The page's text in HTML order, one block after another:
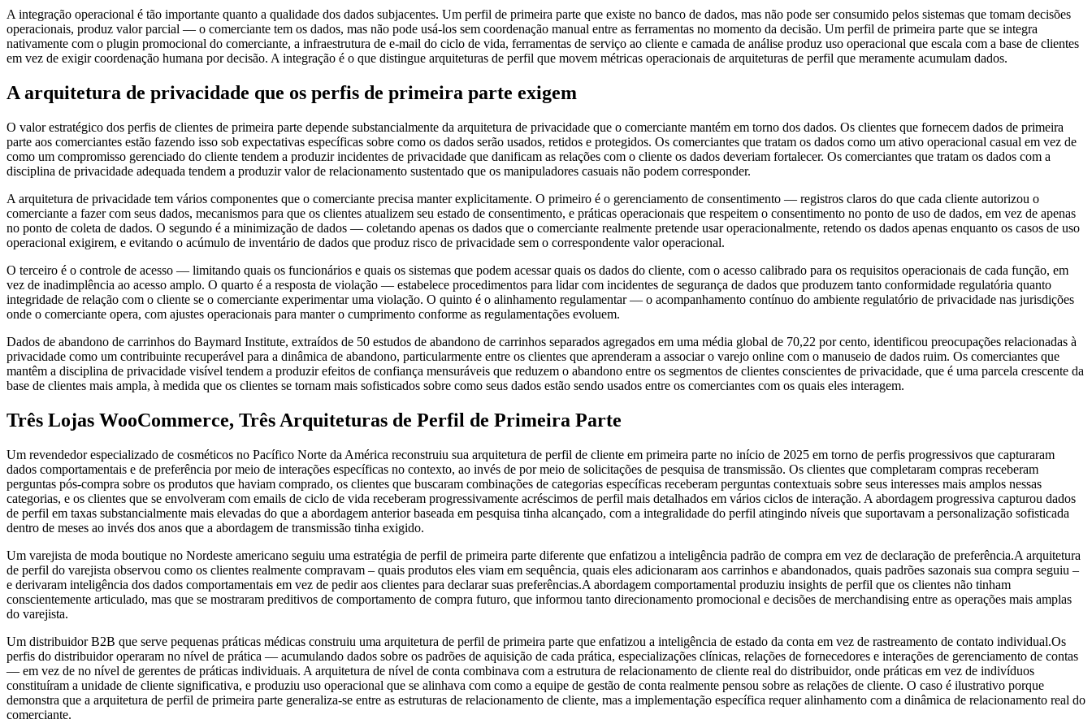
A integração operacional é tão importante quanto a qualidade dos dados subjacentes. Um perfil de primeira parte que existe no banco de dados, mas não pode ser consumido pelos sistemas que tomam decisões
operacionais, produz valor parcial — o comerciante tem os dados, mas não pode usá-los sem coordenação manual entre as ferramentas no momento da decisão. Um perfil de primeira parte que se integra
nativamente com o plugin promocional do comerciante, a infraestrutura de e-mail do ciclo de vida, ferramentas de serviço ao cliente e camada de análise produz uso operacional que escala com a base de clientes
em vez de exigir coordenação humana por decisão. A integração é o que distingue arquiteturas de perfil que movem métricas operacionais de arquiteturas de perfil que meramente acumulam dados.
A arquitetura de privacidade que os perfis de primeira parte exigem
O valor estratégico dos perfis de clientes de primeira parte depende substancialmente da arquitetura de privacidade que o comerciante mantém em torno dos dados. Os clientes que fornecem dados de primeira
parte aos comerciantes estão fazendo isso sob expectativas específicas sobre como os dados serão usados, retidos e protegidos. Os comerciantes que tratam os dados como um ativo operacional casual em vez de
como um compromisso gerenciado do cliente tendem a produzir incidentes de privacidade que danificam as relações com o cliente os dados deveriam fortalecer. Os comerciantes que tratam os dados com a
disciplina de privacidade adequada tendem a produzir valor de relacionamento sustentado que os manipuladores casuais não podem corresponder.
A arquitetura de privacidade tem vários componentes que o comerciante precisa manter explicitamente. O primeiro é o gerenciamento de consentimento — registros claros do que cada cliente autorizou o
comerciante a fazer com seus dados, mecanismos para que os clientes atualizem seu estado de consentimento, e práticas operacionais que respeitem o consentimento no ponto de uso de dados, em vez de apenas
no ponto de coleta de dados. O segundo é a minimização de dados — coletando apenas os dados que o comerciante realmente pretende usar operacionalmente, retendo os dados apenas enquanto os casos de uso
operacional exigirem, e evitando o acúmulo de inventário de dados que produz risco de privacidade sem o correspondente valor operacional.
O terceiro é o controle de acesso — limitando quais os funcionários e quais os sistemas que podem acessar quais os dados do cliente, com o acesso calibrado para os requisitos operacionais de cada função, em
vez de inadimplência ao acesso amplo. O quarto é a resposta de violação — estabelece procedimentos para lidar com incidentes de segurança de dados que produzem tanto conformidade regulatória quanto
integridade de relação com o cliente se o comerciante experimentar uma violação. O quinto é o alinhamento regulamentar — o acompanhamento contínuo do ambiente regulatório de privacidade nas jurisdições
onde o comerciante opera, com ajustes operacionais para manter o cumprimento conforme as regulamentações evoluem.
Dados de abandono de carrinhos do Baymard Institute, extraídos de 50 estudos de abandono de carrinhos separados agregados em uma média global de 70,22 por cento, identificou preocupações relacionadas à
privacidade como um contribuinte recuperável para a dinâmica de abandono, particularmente entre os clientes que aprenderam a associar o varejo online com o manuseio de dados ruim. Os comerciantes que
mantêm a disciplina de privacidade visível tendem a produzir efeitos de confiança mensuráveis que reduzem o abandono entre os segmentos de clientes conscientes de privacidade, que é uma parcela crescente da
base de clientes mais ampla, à medida que os clientes se tornam mais sofisticados sobre como seus dados estão sendo usados entre os comerciantes com os quais eles interagem.
Três Lojas WooCommerce, Três Arquiteturas de Perfil de Primeira Parte
Um revendedor especializado de cosméticos no Pacífico Norte da América reconstruiu sua arquitetura de perfil de cliente em primeira parte no início de 2025 em torno de perfis progressivos que capturaram
dados comportamentais e de preferência por meio de interações específicas no contexto, ao invés de por meio de solicitações de pesquisa de transmissão. Os clientes que completaram compras receberam
perguntas pós-compra sobre os produtos que haviam comprado, os clientes que buscaram combinações de categorias específicas receberam perguntas contextuais sobre seus interesses mais amplos nessas
categorias, e os clientes que se envolveram com emails de ciclo de vida receberam progressivamente acréscimos de perfil mais detalhados em vários ciclos de interação. A abordagem progressiva capturou dados
de perfil em taxas substancialmente mais elevadas do que a abordagem anterior baseada em pesquisa tinha alcançado, com a integralidade do perfil atingindo níveis que suportavam a personalização sofisticada
dentro de meses ao invés dos anos que a abordagem de transmissão tinha exigido.
Um varejista de moda boutique no Nordeste americano seguiu uma estratégia de perfil de primeira parte diferente que enfatizou a inteligência padrão de compra em vez de declaração de preferência.A arquitetura
de perfil do varejista observou como os clientes realmente compravam – quais produtos eles viam em sequência, quais eles adicionaram aos carrinhos e abandonados, quais padrões sazonais sua compra seguiu –
e derivaram inteligência dos dados comportamentais em vez de pedir aos clientes para declarar suas preferências.A abordagem comportamental produziu insights de perfil que os clientes não tinham
conscientemente articulado, mas que se mostraram preditivos de comportamento de compra futuro, que informou tanto direcionamento promocional e decisões de merchandising entre as operações mais amplas
do varejista.
Um distribuidor B2B que serve pequenas práticas médicas construiu uma arquitetura de perfil de primeira parte que enfatizou a inteligência de estado da conta em vez de rastreamento de contato individual.Os
perfis do distribuidor operaram no nível de prática — acumulando dados sobre os padrões de aquisição de cada prática, especializações clínicas, relações de fornecedores e interações de gerenciamento de contas
— em vez de no nível de gerentes de práticas individuais. A arquitetura de nível de conta combinava com a estrutura de relacionamento de cliente real do distribuidor, onde práticas em vez de indivíduos
constituíram a unidade de cliente significativa, e produziu uso operacional que se alinhava com como a equipe de gestão de conta realmente pensou sobre as relações de cliente. O caso é ilustrativo porque
demonstra que a arquitetura de perfil de primeira parte generaliza-se entre as estruturas de relacionamento de cliente, mas a implementação específica requer alinhamento com a dinâmica de relacionamento real do
comerciante.